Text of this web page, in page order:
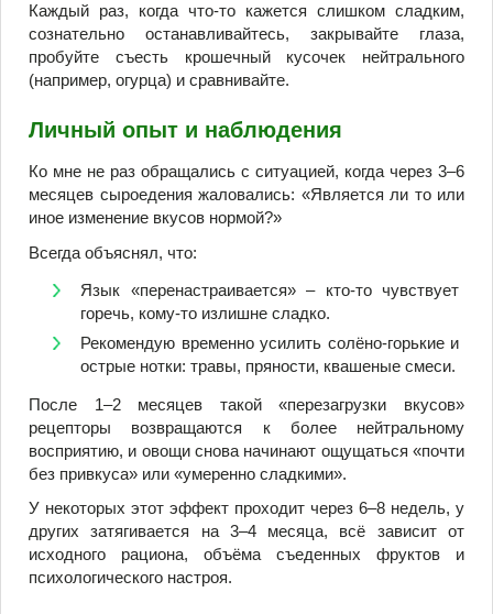
Каждый раз, когда что-то кажется слишком сладким,
сознательно останавливайтесь, закрывайте глаза,
пробуйте съесть крошечный кусочек нейтрального
(например, огурца) и сравнивайте.
Личный опыт и наблюдения
Ко мне не раз обращались с ситуацией, когда через 3–6
месяцев сыроедения жаловались: «Является ли то или
иное изменение вкусов нормой?»
Всегда объяснял, что:
Язык «перенастраивается» – кто-то чувствует
горечь, кому-то излишне сладко.
Рекомендую временно усилить солёно-горькие и
острые нотки: травы, пряности, квашеные смеси.
После 1–2 месяцев такой «перезагрузки вкусов»
рецепторы возвращаются к более нейтральному
восприятию, и овощи снова начинают ощущаться «почти
без привкуса» или «умеренно сладкими».
У некоторых этот эффект проходит через 6–8 недель, у
других затягивается на 3–4 месяца, всё зависит от
исходного рациона, объёма съеденных фруктов и
психологического настроя.